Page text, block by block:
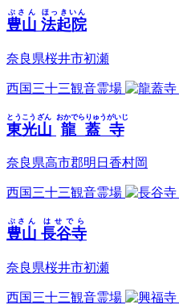
豊山
ぶさん
法起院
ほっきいん
奈良県桜井市初瀬
西国三十三観音霊場
東光山
とうこうざん
龍蓋寺
おかでらりゅうがいじ
奈良県高市郡明日香村岡
西国三十三観音霊場
豊山
ぶさん
長谷寺
はせでら
奈良県桜井市初瀬
西国三十三観音霊場